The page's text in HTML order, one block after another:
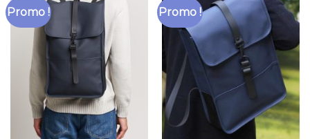
Promo ! Promo !